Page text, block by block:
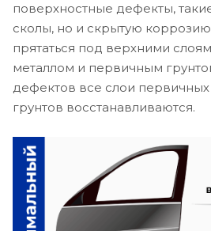
поверхностные дефекты,
сколы, но и скрытую
прятаться под верхними
металлом и первичным
дефектов все слои
грунтов восстанавливаются.